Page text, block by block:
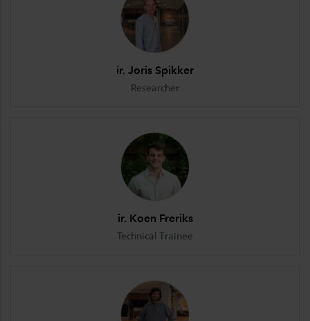
ir. Joris Spikker
Researcher
ir. Koen Freriks
Technical Trainee